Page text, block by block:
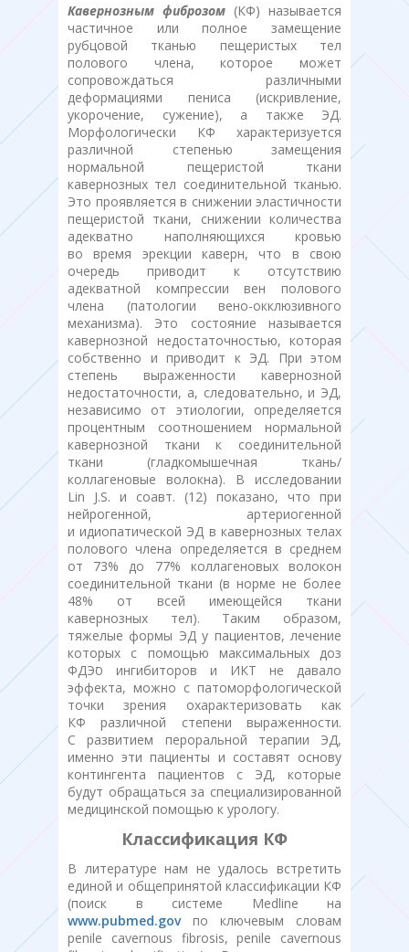
Кавернозным фиброзом (КФ) называется
частичное или полное замещение
рубцовой тканью пещеристых тел
полового члена, которое может
сопровождаться различными
деформациями пениса (искривление,
укорочение, сужение), а также ЭД.
Морфологически КФ характеризуется
различной степенью замещения
нормальной пещеристой ткани
кавернозных тел соединительной тканью.
Это проявляется в снижении эластичности
пещеристой ткани, снижении количества
адекватно наполняющихся кровью
во время эрекции каверн, что в свою
очередь приводит к отсутствию
адекватной компрессии вен полового
члена (патологии вено-окклюзивного
механизма). Это состояние называется
кавернозной недостаточностью, которая
собственно и приводит к ЭД. При этом
степень выраженности кавернозной
недостаточности, а, следовательно, и ЭД,
независимо от этиологии, определяется
процентным соотношением нормальной
кавернозной ткани к соединительной
ткани (гладкомышечная ткань/
коллагеновые волокна). В исследовании
Lin J.S. и соавт. (12) показано, что при
нейрогенной, артериогенной
и идиопатической ЭД в кавернозных телах
полового члена определяется в среднем
от 73% до 77% коллагеновых волокон
соединительной ткани (в норме не более
48% от всей имеющейся ткани
кавернозных тел). Таким образом,
тяжелые формы ЭД у пациентов, лечение
которых с помощью максимальных доз
ФДЭס ингибиторов и ИКТ не давало
эффекта, можно с патоморфологической
точки зрения охарактеризовать как
КФ различной степени выраженности.
С развитием пероральной терапии ЭД,
именно эти пациенты и составят основу
контингента пациентов с ЭД, которые
будут обращаться за специализированной
медицинской помощью к урологу.
Классификация КФ
В литературе нам не удалось встретить
единой и общепринятой классификации КФ
(поиск в системе Medline на
www.pubmed.govпо ключевым словам
penile cavernous fibrosis, penile cavernous